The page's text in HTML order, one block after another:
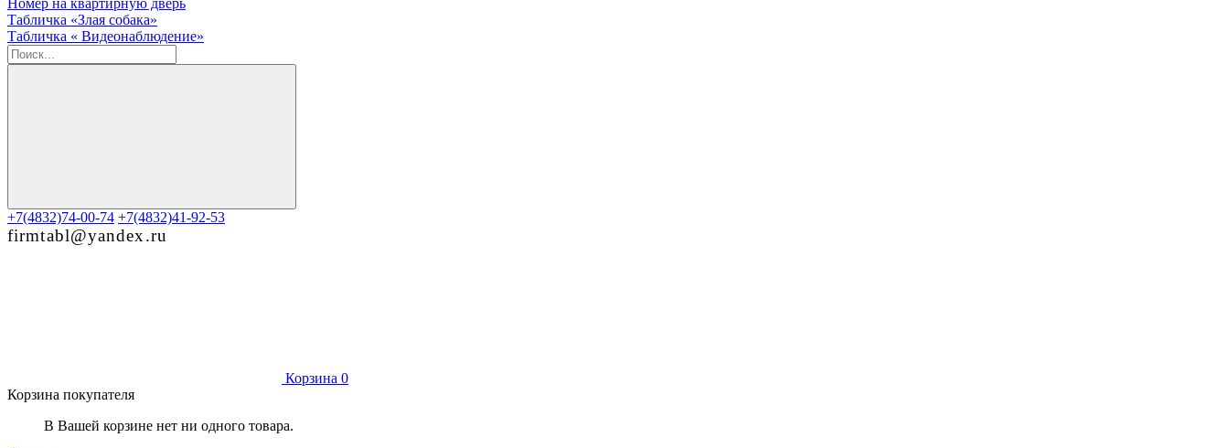
Номер на квартирную дверь
Табличка «Злая собака»
Табличка « Видеонаблюдение»
+7(4832)74-00-74 +7(4832)41-92-53
firmtabl@yandex.ru
Корзина 0
Корзина покупателя
В Вашей корзине нет ни одного товара.